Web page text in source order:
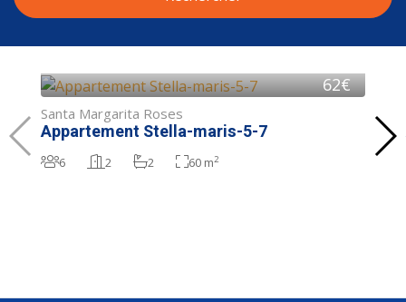
62€
Santa Margarita Roses
Appartement Stella-maris-5-7
6 2 2 60 m2